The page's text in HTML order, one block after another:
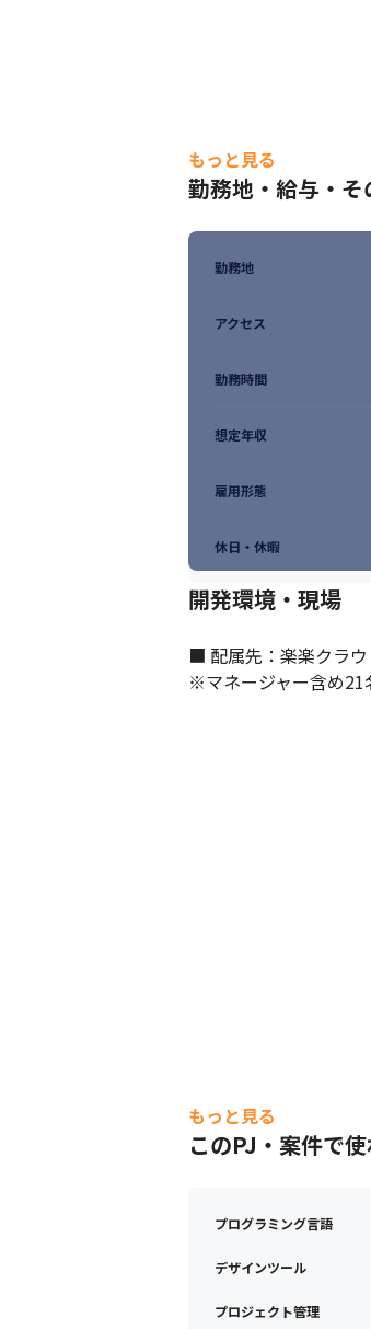
もっと見る
勤務地・給与・そ
勤務地
アクセス
勤務時間
想定年収
雇用形態
休日・休暇
開発環境・現場
■ 配属先：楽楽クラ
※マネージャー含め21
もっと見る
このPJ・案件で
プログラミング言語
デザインツール
プロジェクト管理